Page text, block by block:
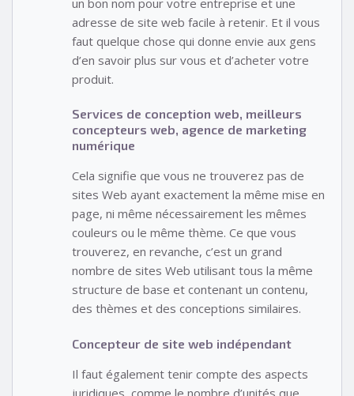
adresse de site web facile à retenir. Et il vous
faut quelque chose qui donne envie aux gens
d’en savoir plus sur vous et d’acheter votre
produit.
Services de conception web, meilleurs
concepteurs web, agence de marketing
numérique
Cela signifie que vous ne trouverez pas de
sites Web ayant exactement la même mise en
page, ni même nécessairement les mêmes
couleurs ou le même thème. Ce que vous
trouverez, en revanche, c’est un grand
nombre de sites Web utilisant tous la même
structure de base et contenant un contenu,
des thèmes et des conceptions similaires.
Concepteur de site web indépendant
Il faut également tenir compte des aspects
juridiques, comme le nombre d’unités que